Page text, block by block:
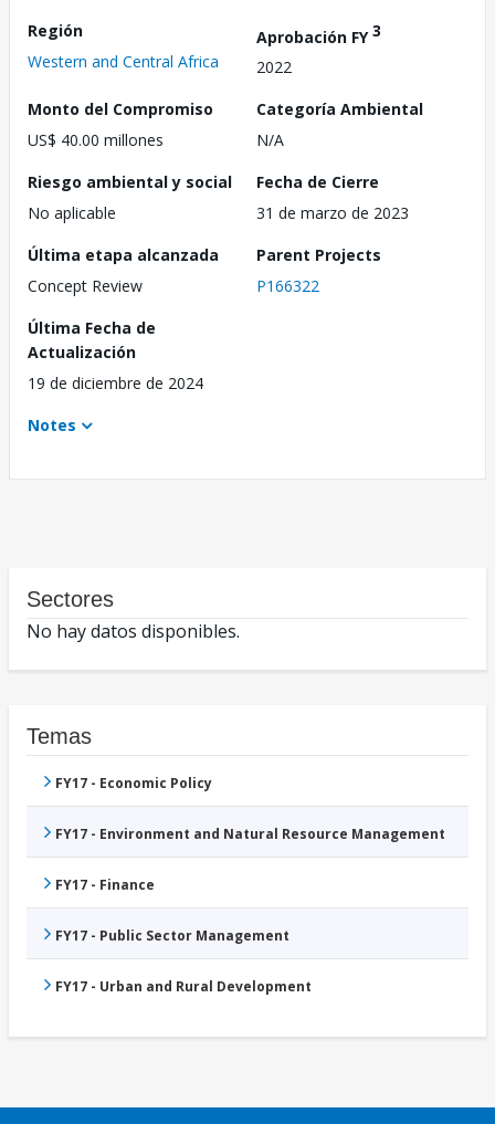
Región
Western and Central Africa
Aprobación FY3
2022
Monto del Compromiso
US$ 40.00 millones
Categoría Ambiental
N/A
Riesgo ambiental y social
No aplicable
Fecha de Cierre
31 de marzo de 2023
Última etapa alcanzada
Concept Review
Parent Projects
P166322
Última Fecha de
Actualización
19 de diciembre de 2024
Notes
Sectores
No hay datos disponibles.
Temas
FY17 - Economic Policy
FY17 - Environment and Natural Resource Management
FY17 - Finance
FY17 - Public Sector Management
FY17 - Urban and Rural Development